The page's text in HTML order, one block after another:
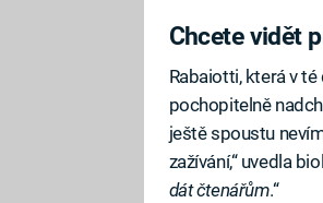
Chcete vidět
Rabaiotti, která v
pochopitelně
ještě spoustu
zažívání,“ uvedla
dát čtenářům.“